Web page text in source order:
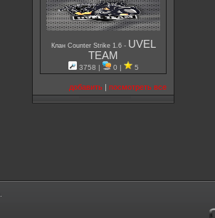
Клан Counter Strike 1.6 - UVEL
TEAM
3758 | 0 | 5
добавить | посмотреть все